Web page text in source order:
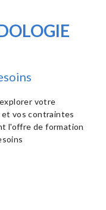
votre
vos contraintes
l'offre de formation